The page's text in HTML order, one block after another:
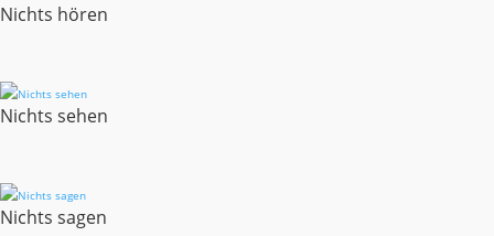
Nichts hören
Nichts sehen
Nichts sagen